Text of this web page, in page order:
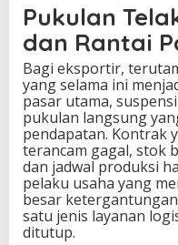
Pukulan
dan Rantai
Bagi eksportir,
yang selama ini
pasar utama,
pukulan langsung
pendapatan. Kontrak
terancam gagal, stok
dan jadwal produksi
pelaku usaha yang
besar
satu jenis layanan
ditutup.